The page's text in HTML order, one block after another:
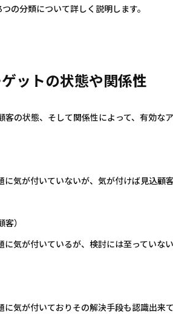
の分類について詳しく説明します。
ットの状態や関係性
客の状態、そして関係性によって、有効な
に気が付いていないが、気が付けば見込顧
）
に気が付いているが、検討には至ってい
に気が付いておりその解決手段も認識出来